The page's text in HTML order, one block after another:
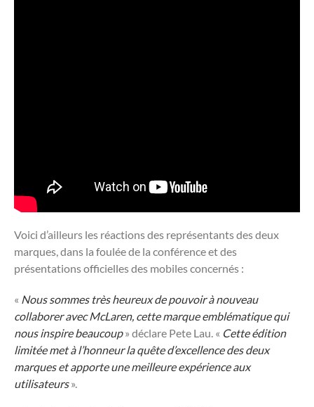
Voici d’ailleurs les réactions des représentants des deux
marques, dans la foulée de la conférence et des
présentations officielles des mobiles concernés :
« Nous sommes très heureux de pouvoir à nouveau
collaborer avec McLaren, cette marque emblématique qui
nous inspire beaucoup» déclare Pete Lau. « Cette édition
limitée met à l’honneur la quête d’excellence des deux
marques et apporte une meilleureexpérience aux
utilisateurs».